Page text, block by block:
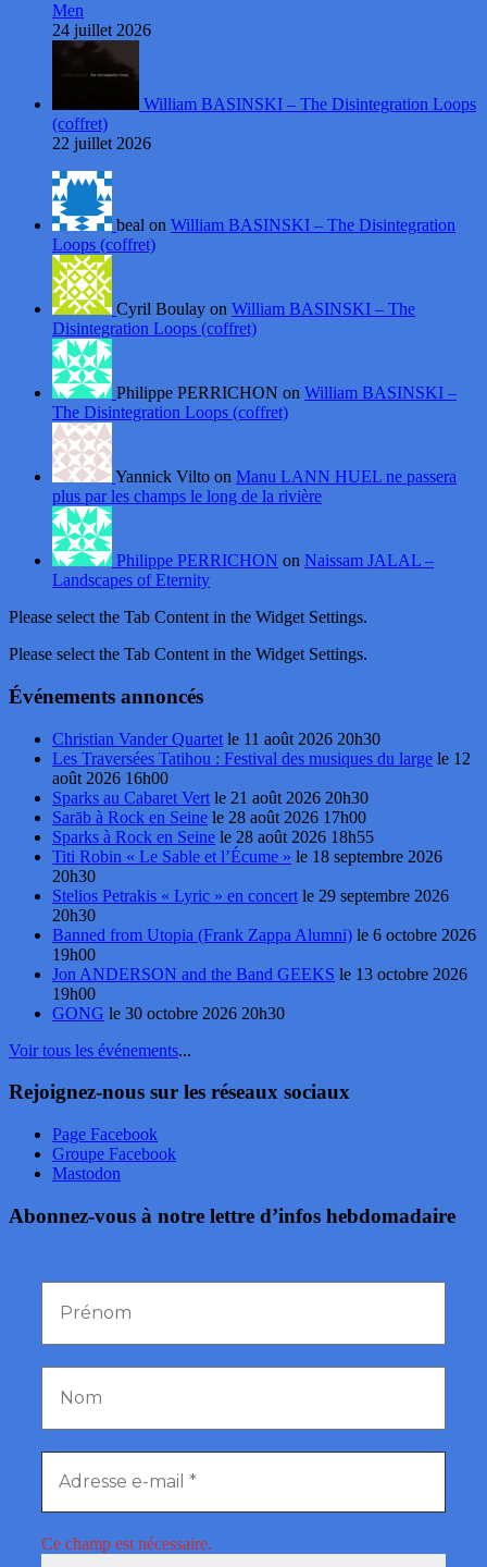
Men
24 juillet 2026
William BASINSKI – The Disintegration Loops
(coffret)
22 juillet 2026
beal on William BASINSKI – The Disintegration
Loops (coffret)
Cyril Boulay on William BASINSKI – The
Disintegration Loops (coffret)
Philippe PERRICHON on William BASINSKI –
The Disintegration Loops (coffret)
Yannick Vilto on Manu LANN HUEL ne passera
plus par les champs le long de la rivière
Philippe PERRICHON on Naissam JALAL –
Landscapes of Eternity
Please select the Tab Content in the Widget Settings.
Please select the Tab Content in the Widget Settings.
Événements annoncés
Christian Vander Quartet le 11 août 2026 20h30
Les Traversées Tatihou : Festival des musiques du large le 12
août 2026 16h00
Sparks au Cabaret Vert le 21 août 2026 20h30
Sarāb à Rock en Seine le 28 août 2026 17h00
Sparks à Rock en Seine le 28 août 2026 18h55
Titi Robin « Le Sable et l’Écume » le 18 septembre 2026
20h30
Stelios Petrakis « Lyric » en concert le 29 septembre 2026
20h30
Banned from Utopia (Frank Zappa Alumni) le 6 octobre 2026
19h00
Jon ANDERSON and the Band GEEKS le 13 octobre 2026
19h00
GONG le 30 octobre 2026 20h30
Voir tous les événements...
Rejoignez-nous sur les réseaux sociaux
Page Facebook
Groupe Facebook
Mastodon
Abonnez-vous à notre lettre d’infos hebdomadaire
Ce champ est nécessaire.